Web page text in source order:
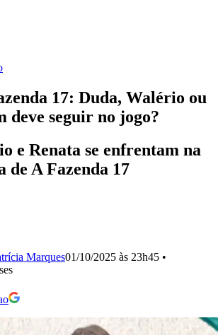
17: Duda, Walério ou
deve seguir no jogo?
e Renata se enfrentam na
de A Fazenda 17
Marques01/10/2025 às 23h45 •